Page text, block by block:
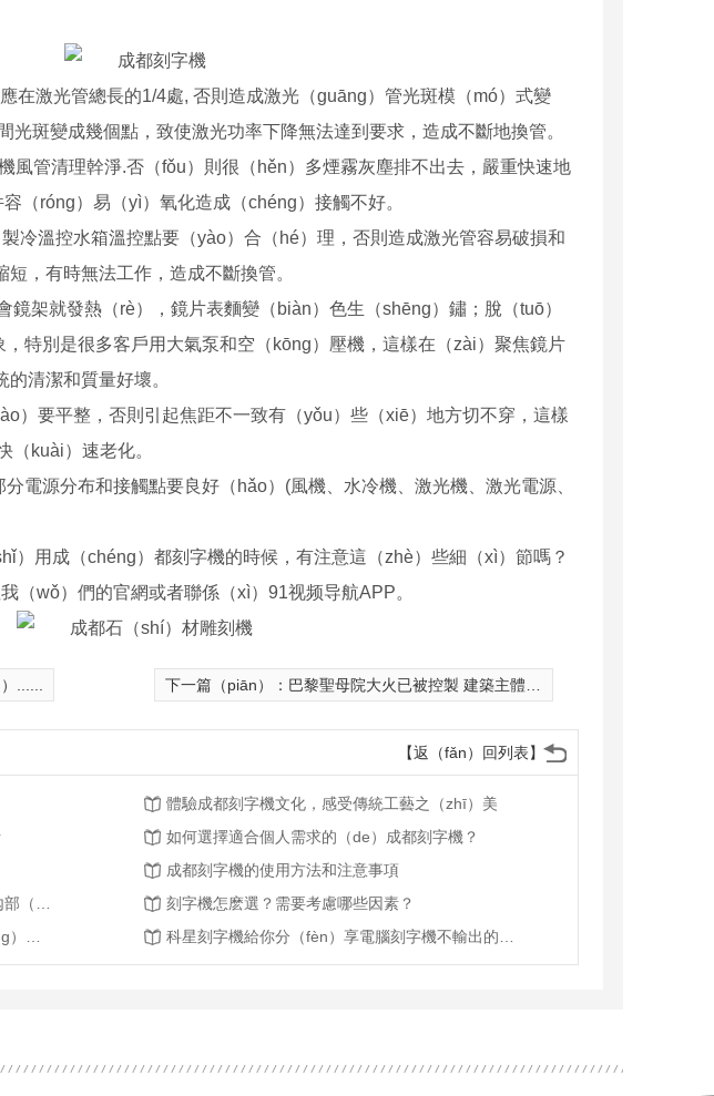
雕（diāo）刻刀PCD金剛石雕刻刀 花崗岩雕刻刀
在激光管總長的1/4處, 否則造成激光（guāng）管光斑模（mó）式變
斑變成幾個點，致使激光功率下降無法達到要求，造成不斷地換管。
風管清理幹淨.否（fǒu）則很（hěn）多煙霧灰塵排不出去，嚴重快速地
（róng）易（yì）氧化造成（chéng）接觸不好。
冷溫控水箱溫控點要（yào）合（hé）理，否則造成激光管容易破損和
，有時無法工作，造成不斷換管。
架就發熱（rè），鏡片表麵變（biàn）色生（shēng）鏽；脫（tuō）
特別是很多客戶用大氣泵和空（kōng）壓機，這樣在（zài）聚焦鏡片
清潔和質量好壞。
）要平整，否則引起焦距不一致有（yǒu）些（xiē）地方切不穿，這樣
（kuài）速老化。
電源分布和接觸點要良好（hǎo）(風機、水冷機、激光機、激光電源、
）用成（chéng）都刻字機的時候，有注意這（zhè）些細（xì）節嗎？
（wǒ）們的官網或者聯係（xì）91视频导航APP。
...... 下一篇（piān）： 巴黎聖母院大火已被控製 建築主體得以（yǐ）保留
【返（fǎn）回列表】
體驗成都刻字機文化，感受傳統工藝之（zhī）美
如何選擇適合個人需求的（de）成都刻字機？
成都刻字機的使用方法和注意事項
刻字機怎麽選？需要考慮哪些因素？